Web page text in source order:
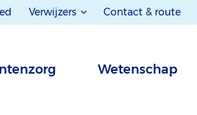
Verwijzers Contact & route
Wetenschap